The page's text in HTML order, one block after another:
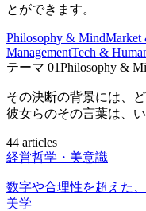
とができます。
Philosophy & MindMarket
ManagementTech &
テーマ 01Philosophy &
その決断の背景には、
彼女らのその言葉は、
44 articles
経営哲学・美意識
数字や合理性を超えた
美学